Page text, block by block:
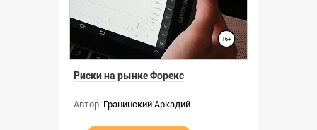
Риски на рынке Форекс
Автор: Гранинский Аркадий